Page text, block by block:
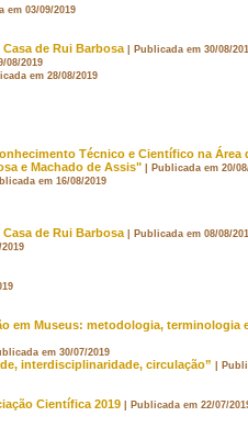
em 03/09/2019
de Rui Barbosa | Publicada em 30/08/
08/2019
em 28/08/2019
Técnico e Científico na Área
e Machado de Assis" | Publicada em 20/
em 16/08/2019
de Rui Barbosa | Publicada em 08/08/
em Museus: metodologia, terminologia
em 30/07/2019
interdisciplinaridade, circulação” |
Científica 2019 | Publicada em 22/07/